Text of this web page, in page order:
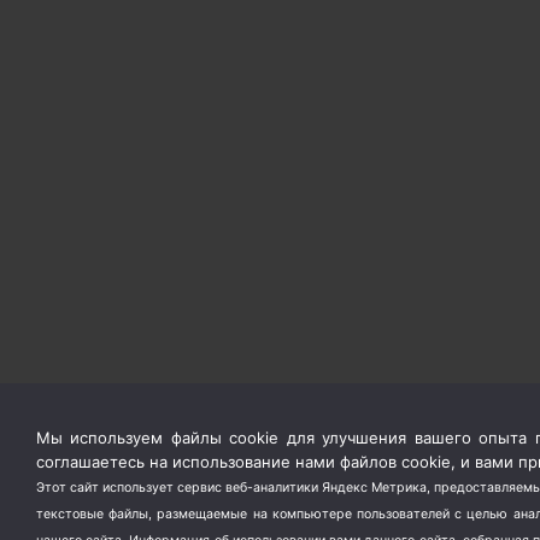
Мы используем файлы cookie для улучшения вашего опыта
соглашаетесь на использование нами файлов cookie, и вами
Этот сайт использует сервис веб-аналитики Яндекс Метрика,
текстовые файлы, размещаемые на компьютере пользователей с целью